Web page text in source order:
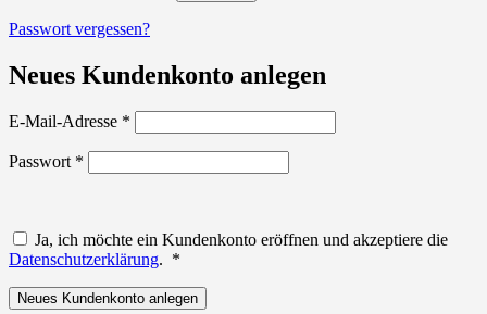
Passwort vergessen?
Neues Kundenkonto anlegen
E-Mail-Adresse *
Passwort *
Ja, ich möchte ein Kundenkonto eröffnen und akzeptiere die
Datenschutzerklärung. *
Neues Kundenkonto anlegen